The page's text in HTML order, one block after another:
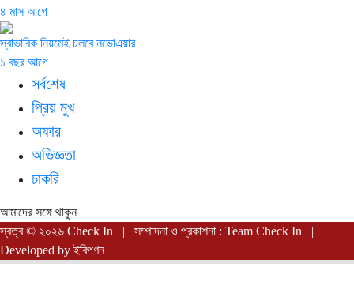
৪ মাস আগে
স্বাভাবিক নিয়মেই চলবে নভোএয়ার
১ বছর আগে
সর্বশেষ
প্রিয় মুখ
অফার
অভিজ্ঞতা
চাকরি
আমাদের সঙ্গে থাকুন
স্বত্ব © ২০২৬ Check In | সম্পাদনা ও প্রকাশনা : Team Check In |
Developed byইবিপণন